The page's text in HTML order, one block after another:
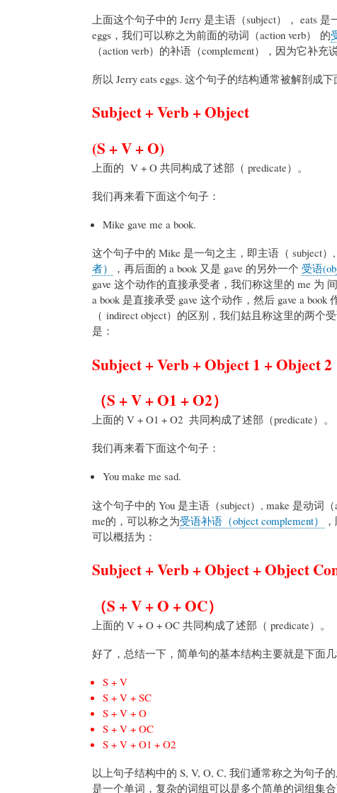
上面这个句子中的 Jerry 是主语（subject）， eats
eggs，我们可以称之为前面的动词（action verb） 的
（action verb）的补语（complement），因为它补充
所以 Jerry eats eggs. 这个句子的结构通常被解剖成下
Subject + Verb + Object
(S + V + O)
上面的 V + O 共同构成了述部（ predicate）。
我们再来看下面这个句子：
Mike gave me a book.
这个句子中的 Mike 是一句之主，即主语（ subject）
者）
，再后面的 a book 又是 gave 的另外一个 受语
gave 这个动作的直接承受者，我们称这里的 me 为
a book 是直接承受 gave 这个动作，然后 gave a
（ indirect object）的区别，我们姑且称这里的两个
是：
Subject + Verb + Object 1 + Object 2
（S + V + O1 + O2）
上面的 V + O1 + O2 共同构成了述部（predicate）。
我们再来看下面这个句子：
You make me sad.
这个句子中的 You 是主语（subject）, make 是动词
me的，可以称之为受语补语（object complement）
可以概括为：
Subject + Verb + Object + Object
（S + V + O + OC）
上面的 V + O + OC 共同构成了述部（ predicate）。
好了，总结一下，简单句的基本结构主要就是下面几
S + V
S + V + SC
S + V + O
S + V + OC
S + V + O1 + O2
以上句子结构中的 S, V, O, C, 我们通常称之为句子
是一个单词，复杂的词组可以是多个简单的词组集